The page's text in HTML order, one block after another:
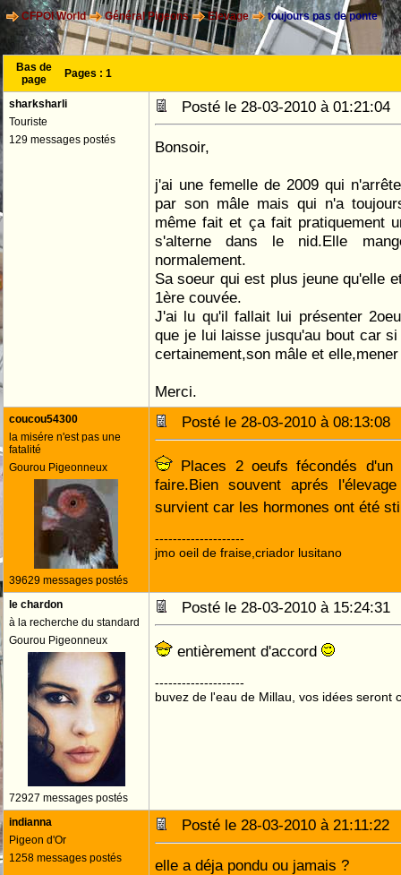
CFPOI World Général Pigeons Elevage toujours pas de ponte
Bas de
page
Pages : 1
sharksharli
Touriste
129 messages postés
Posté le 28-03-2010 à
Bonsoir,
j'ai une femelle de 2009 qui
par son mâle mais qui n'a
même fait et ça fait pratiquement
s'alterne dans le nid.Elle
normalement.
Sa soeur qui est plus jeune qu'elle
1ère couvée.
J'ai lu qu'il fallait lui présenter
que je lui laisse jusqu'au bout car
certainement,son mâle et
Merci.
coucou54300
la misére n'est pas une
fatalité
Gourou Pigeonneux
39629 messages postés
Posté le 28-03-2010 à
Places 2 oeufs fécondés
faire.Bien souvent aprés
survient car les hormones ont été
--------------------
jmo oeil de fraise,criador lusitano
le chardon
à la recherche du standard
Gourou Pigeonneux
72927 messages postés
Posté le 28-03-2010 à
entièrement d'accord
--------------------
buvez de l'eau de Millau, vos idées seront
indianna
Pigeon d'Or
1258 messages postés
Posté le 28-03-2010 à
elle a déja pondu ou jamais ?